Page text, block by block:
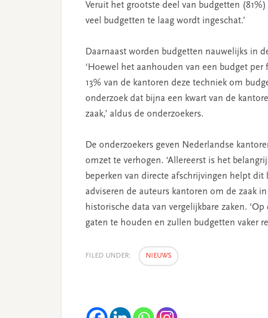
Veruit het grootste deel van budgetten
veel budgetten te laag wordt ingeschat.’
Daarnaast worden budgetten nauwelijks in
‘Hoewel het aanhouden van een budget
13% van de kantoren deze techniek om
onderzoek dat bijna een kwart van de
zaak,’ aldus de onderzoekers.
De onderzoekers geven Nederlandse
omzet te verhogen. ‘Allereerst is het
beperken van directe afschrijvingen helpt dit
adviseren de auteurs kantoren om de zaak
historische data van vergelijkbare zaken.
gaten te houden en zullen budgetten vaker
FILED UNDER: NIEUWS